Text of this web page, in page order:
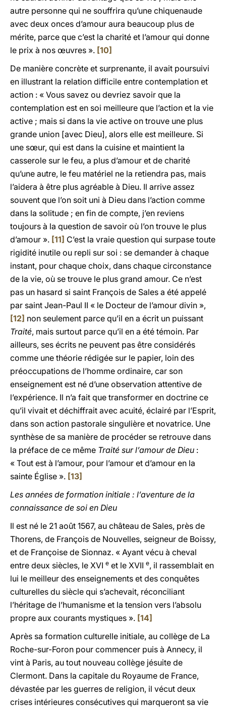
autre personne qui ne souffrira qu’une chiquenaude
avec deux onces d’amour aura beaucoup plus de
mérite, parce que c’est la charité et l’amour qui donne
le prix à nos œuvres ». [10]
De manière concrète et surprenante, il avait poursuivi
en illustrant la relation difficile entre contemplation et
action : « Vous savez ou devriez savoir que la
contemplation est en soi meilleure que l’action et la vie
active ; mais si dans la vie active on trouve une plus
grande union [avec Dieu], alors elle est meilleure. Si
une sœur, qui est dans la cuisine et maintient la
casserole sur le feu, a plus d’amour et de charité
qu’une autre, le feu matériel ne la retiendra pas, mais
l’aidera à être plus agréable à Dieu. Il arrive assez
souvent que l’on soit uni à Dieu dans l’action comme
dans la solitude ; en fin de compte, j’en reviens
toujours à la question de savoir où l’on trouve le plus
d’amour ». [11] C’est la vraie question qui surpase toute
rigidité inutile ou repli sur soi : se demander à chaque
instant, pour chaque choix, dans chaque circonstance
de la vie, où se trouve le plus grand amour. Ce n’est
pas un hasard si saint François de Sales a été appelé
par saint Jean-Paul II « le Docteur de l’amour divin »,
[12] non seulement parce qu’il en a écrit un puissant
Traité, mais surtout parce qu’il en a été témoin. Par
ailleurs, ses écrits ne peuvent pas être considérés
comme une théorie rédigée sur le papier, loin des
préoccupations de l’homme ordinaire, car son
enseignement est né d’une observation attentive de
l’expérience. Il n’a fait que transformer en doctrine ce
qu’il vivait et déchiffrait avec acuité, éclairé par l’Esprit,
dans son action pastorale singulière et novatrice. Une
synthèse de sa manière de procéder se retrouve dans
la préface de ce même Traité sur l’amour de Dieu :
« Tout est à l’amour, pour l’amour et d’amour en la
sainte Église ». [13]
Les années de formation initiale : l’aventure de la
connaissance de soi en Dieu
Il est né le 21 août 1567, au château de Sales, près de
Thorens, de François de Nouvelles, seigneur de Boissy,
et de Françoise de Sionnaz. « Ayant vécu à cheval
entre deux siècles, le XVI e et le XVII e, il rassemblait en
lui le meilleur des enseignements et des conquêtes
culturelles du siècle qui s’achevait, réconciliant
l’héritage de l’humanisme et la tension vers l’absolu
propre aux courants mystiques ». [14]
Après sa formation culturelle initiale, au collège de La
Roche-sur-Foron pour commencer puis à Annecy, il
vint à Paris, au tout nouveau collège jésuite de
Clermont. Dans la capitale du Royaume de France,
dévastée par les guerres de religion, il vécut deux
crises intérieures consécutives qui marqueront sa vie